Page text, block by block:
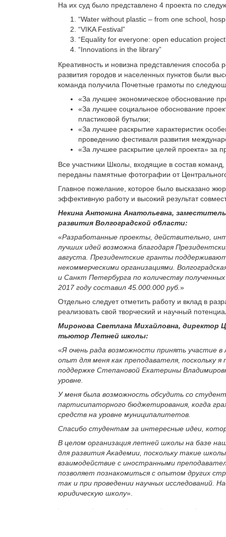
На их суд было представлено 4 проекта по
“Water without plastic – from one school,
“VIKA Festival”
“Equality for everyone: open education
“Innovations in the library”
Креативность и новизна представления
развития городов и населенных пунктов были
команда получила Почетные грамоты по
«За лучшее экономическое обоснование
«За лучшее социальное обоснование
пластиковой бутылки;
«За лучшее раскрытие характеристик
проведению фестиваля развития
«За лучшее раскрытие целей проекта» за
Все участники Школы, входящие в состав
переданы памятные фотографии от
Главное пожелание, которое было высказано
эффективную работу и высокий результат
Некина Антонина Анатольевна,
развития Волгоградской области:
«Разработанные проекты, действительно,
лучших идей возможна благодаря
августа. Президентские гранты
некоммерческими организациями.
и Санкт Петербурга по количеству
2017 году составил 45.000.000 руб.»
Отдельно следует отметить работу и вклад в
реализовать свой творческий и научный
Миронова Светлана Михайловна,
тьютор Летней школы:
«Я очень рада возможности принять участие
опыт для меня как преподавателя, поскольку
поддержке Степановой Екатерины
уровне.
У меня была возможность обсудить со
партисипаторного бюджетирования, когда
средств на уровне муниципалитетов.
Спасибо студентам за интересные идеи,
В целом организация летней школы на базе
для развития Академии, поскольку такие
взаимодействие с иностранными
позволяет познакомиться с опытом других
так и при проведении научных
юридическую школу».